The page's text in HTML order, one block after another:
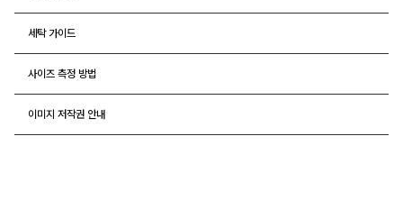
세탁 가이드
사이즈 측정 방법
이미지 저작권 안내